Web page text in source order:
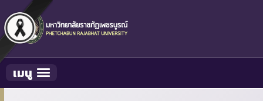
Toggle navigation
เมนู